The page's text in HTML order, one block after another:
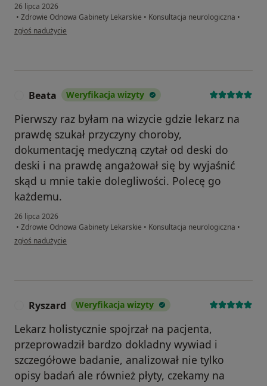
26 lipca 2026
• Zdrowie Odnowa Gabinety Lekarskie • Konsultacja neurologiczna •
w opinii użytkownika J.Sz
zgłoś nadużycie
Beata Weryfikacja wizyty
Pierwszy raz byłam na wizycie gdzie lekarz na
prawdę szukał przyczyny choroby,
dokumentację medyczną czytał od deski do
deski i na prawdę angażował się by wyjaśnić
skąd u mnie takie dolegliwości. Polecę go
każdemu.
26 lipca 2026
• Zdrowie Odnowa Gabinety Lekarskie • Konsultacja neurologiczna •
w opinii użytkownika Beata
zgłoś nadużycie
Ryszard Weryfikacja wizyty
Lekarz holistycznie spojrzał na pacjenta,
przeprowadził bardzo dokladny wywiad i
szczegółowe badanie, analizował nie tylko
opisy badań ale również płyty, czekamy na